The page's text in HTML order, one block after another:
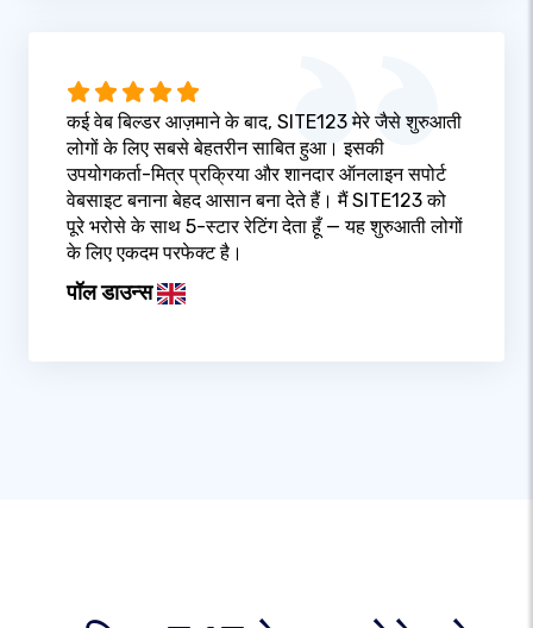
कई वेब बिल्डर आज़माने के बाद, SITE123 मेरे जैसे शुरुआती
लोगों के लिए सबसे बेहतरीन साबित हुआ। इसकी
उपयोगकर्ता-मित्र प्रक्रिया और शानदार ऑनलाइन सपोर्ट
वेबसाइट बनाना बेहद आसान बना देते हैं। मैं SITE123 को
पूरे भरोसे के साथ 5-स्टार रेटिंग देता हूँ — यह शुरुआती लोगों
के लिए एकदम परफेक्ट है।
पॉल डाउन्स